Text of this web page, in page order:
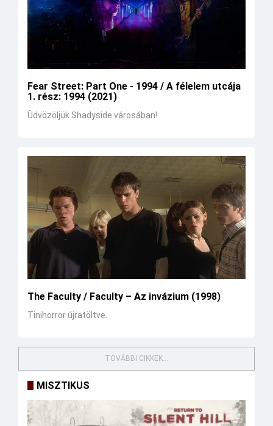
Fear Street: Part One - 1994 / A félelem utcája
1. rész: 1994 (2021)
Üdvözöljük Shadyside városában!
The Faculty / Faculty – Az invázium (1998)
Tinihorror újratöltve.
TOVÁBBI CIKKEK...
MISZTIKUS